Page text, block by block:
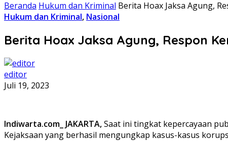
Beranda Hukum dan Kriminal Berita Hoax Jaksa Agung,
Hukum dan Kriminal, Nasional
Berita Hoax Jaksa Agung, Respon
editor
Juli 19, 2023
Indiwarta.com_ JAKARTA,Saat ini tingkat kepercayaan
Kejaksaan yang berhasil mengungkap kasus-kasus